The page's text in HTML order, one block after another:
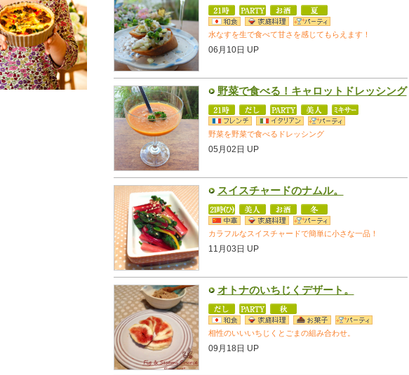
水なすを生で食べて甘さを感じてもらえます！
06月10日 UP
野菜で食べる！キャロットドレッシング
野菜を野菜で食べるドレッシング
05月02日 UP
スイスチャードのナムル。
カラフルなスイスチャードで簡単に小さな一品！
11月03日 UP
オトナのいちじくデザート。
相性のいいいちじくとごまの組み合わせ。
09月18日 UP